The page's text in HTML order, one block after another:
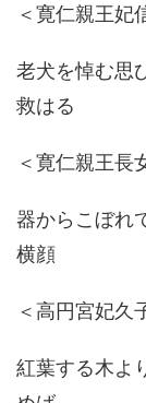
＜寛仁親王妃
老犬を悼む思
救はる
＜寛仁親王長
器からこぼれ
横顔
＜高円宮妃久
紅葉する木よ